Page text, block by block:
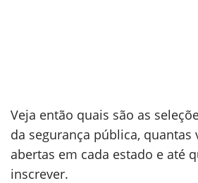
Veja então quais são as
da segurança pública, quantas
abertas em cada estado e até
inscrever.